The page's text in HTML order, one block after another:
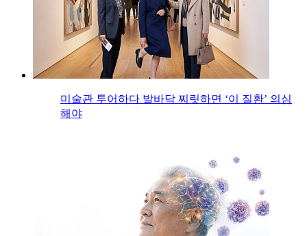
미술관 투어하다 발바닥 찌릿하면 ‘이 질환’ 의심
해야